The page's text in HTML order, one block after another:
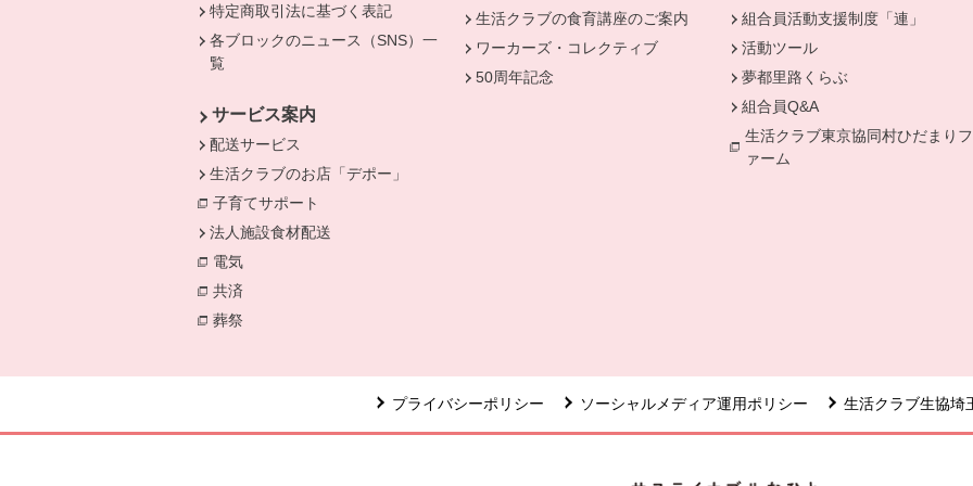
特定商取引法に基づく表記
各ブロックのニュース（SNS）一
覧
サービス案内
配送サービス
生活クラブのお店「デポー」
子育てサポート
法人施設食材配送
電気
共済
葬祭
生活クラブの食育講座のご案内
ワーカーズ・コレクティブ
50周年記念
組合員活動支援制度「連」
活動ツール
夢都里路くらぶ
組合員Q&A
生活クラブ東京協同村ひだまりフ
ァーム
プライバシーポリシー ソーシャルメディア運用ポリシー 生活クラブ生協埼